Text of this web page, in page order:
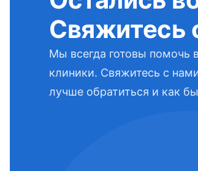
Свяжитесь
Мы всегда готовы помочь
клиники. Свяжитесь с
лучше обратиться и как